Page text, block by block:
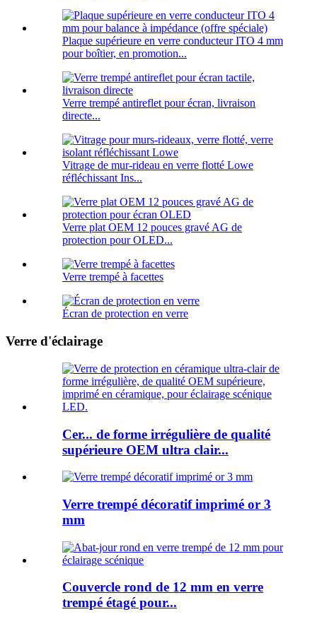
Plaque supérieure en verre conducteur ITO 4 mm
pour boîtier, en promotion...
Verre trempé antireflet pour écran, livraison
directe...
Vitrage de mur-rideau en verre flotté Lowe
réfléchissant Ins...
Verre plat OEM 12 pouces gravé AG de
protection pour OLED...
Verre trempé à facettes
Écran de protection en verre
Verre d'éclairage
Cer... de forme irrégulière de qualité
supérieure OEM ultra clair...
Verre trempé décoratif imprimé or 3
mm
Couvercle rond de 12 mm en verre
trempé étagé pour...